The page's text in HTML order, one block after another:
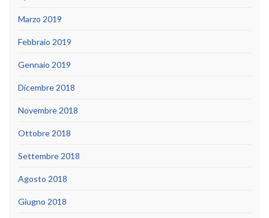
Marzo 2019
Febbraio 2019
Gennaio 2019
Dicembre 2018
Novembre 2018
Ottobre 2018
Settembre 2018
Agosto 2018
Giugno 2018